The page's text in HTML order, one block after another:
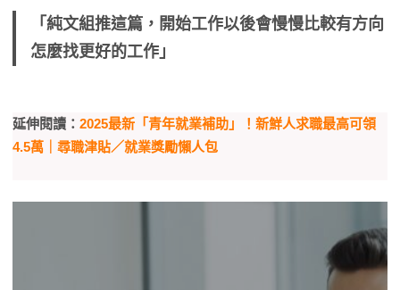
「純文組推這篇，開始工作以後會慢慢比較有方向
怎麼找更好的工作」
延伸閱讀： 2025最新「青年就業補助」！新鮮人求職最高可領
4.5萬｜尋職津貼／就業獎勵懶人包